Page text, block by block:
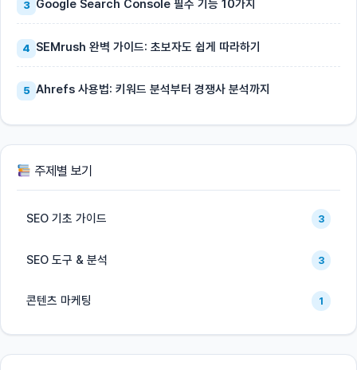
3 Google Search Console 필수 기능 10가지
4 SEMrush 완벽 가이드: 초보자도 쉽게 따라하기
5 Ahrefs 사용법: 키워드 분석부터 경쟁사 분석까지
주제별 보기
SEO 기초 가이드 3
SEO 도구 & 분석 3
콘텐츠 마케팅 1